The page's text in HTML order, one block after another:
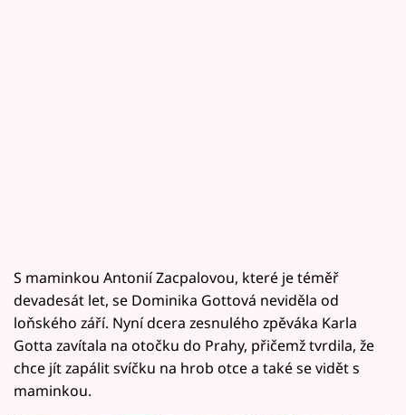
S maminkou Antonií Zacpalovou, které je téměř
devadesát let, se Dominika Gottová neviděla od
loňského září. Nyní dcera zesnulého zpěváka Karla
Gotta zavítala na otočku do Prahy, přičemž tvrdila, že
chce jít zapálit svíčku na hrob otce a také se vidět s
maminkou.